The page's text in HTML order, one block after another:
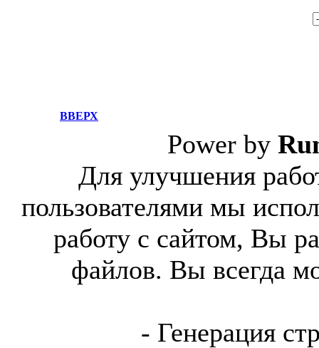
ВВЕРХ
Power by
Для улучшения
пользователями мы
работу с сайтом, Вы
файлов. Вы всегда
- Генерация